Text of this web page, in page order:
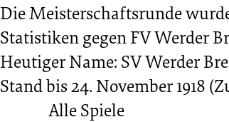
Die Meisterschaftsrunde
Statistiken gegenFV Werder
Heutiger Name: SV Werder
Stand bis 24. November 1918
Alle Spiele